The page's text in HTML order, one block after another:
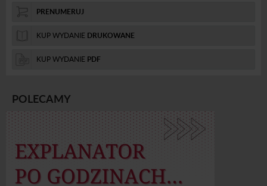
PRENUMERUJ
KUP WYDANIE DRUKOWANE
KUP WYDANIE PDF
POLECAMY